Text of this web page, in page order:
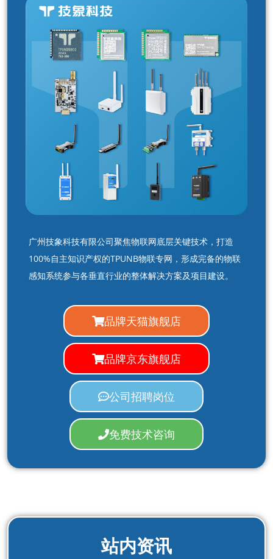
广州技象科技有限公司聚焦物联网底层关键技术，打造
100%自主知识产权的TPUNB物联专网，形成完备的物联
感知系统参与各垂直行业的整体解决方案及项目建设。
品牌天猫旗舰店
品牌京东旗舰店
公司招聘岗位
免费技术咨询
站内资讯